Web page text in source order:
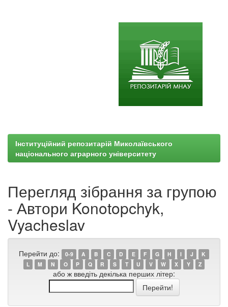
Інституційний репозитарій Миколаївського
національного аграрного університету
Перегляд зібрання за групою
- Автори Konotopchyk,
Vyacheslav
Перейти до: 0-9 A B C D E F G H I J
K
L
M N O P Q R S T U V W X Y Z
або ж введіть декілька перших літер: